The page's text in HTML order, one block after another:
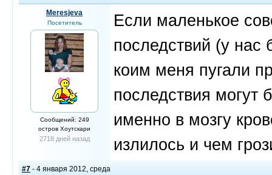
Meresjeva
Посетитель
Сообщений: 249
остров Хоутскари
2718 дней назад
Если маленькое
последствий (у
коим меня пугали
последствия могут
именно в мозгу
излилось и чем
#7 - 4 января 2012, среда